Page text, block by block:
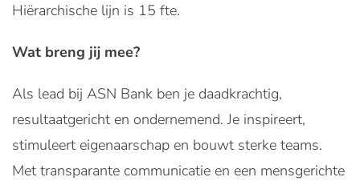
Hiërarchische lijn is 15 fte.
Wat breng jij mee?
Als lead bij ASN Bank ben je daadkrachtig,
resultaatgericht en ondernemend. Je inspireert,
stimuleert eigenaarschap en bouwt sterke teams.
Met transparante communicatie en een mensgerichte